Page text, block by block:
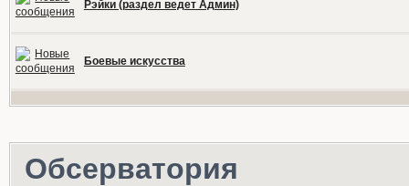
Рэйки (раздел ведет Админ)
Боевые искусства
Обсерватория